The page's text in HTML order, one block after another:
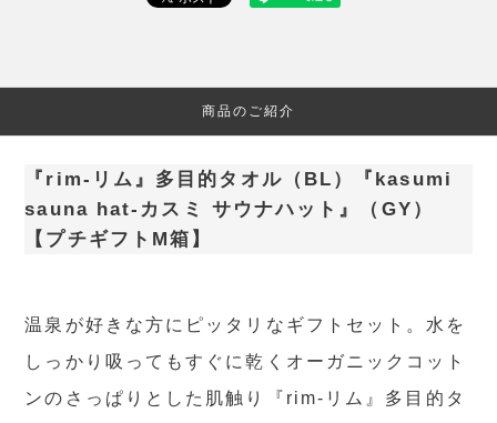
商品のご紹介
『rim-リム』多目的タオル（BL）『kasumi
sauna hat-カスミ サウナハット』（GY）
【プチギフトM箱】
温泉が好きな方にピッタリなギフトセット。水を
しっかり吸ってもすぐに乾くオーガニックコット
ンのさっぱりとした肌触り『rim-リム』多目的タ